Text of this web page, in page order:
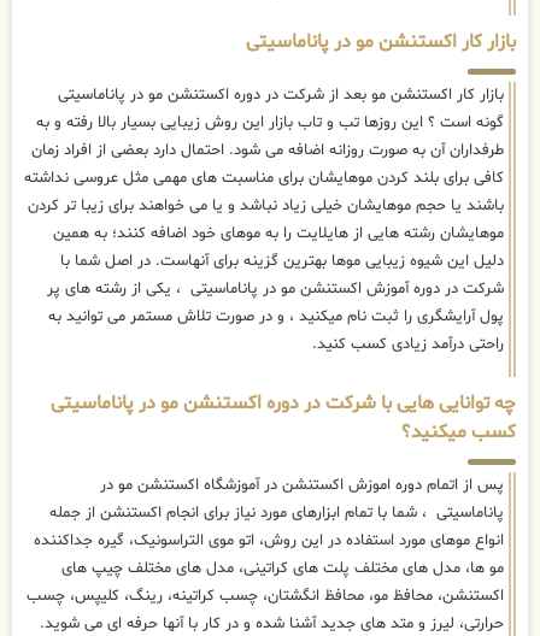
بازار کار اکستنشن مو در پاناماسیتی
بازار کار اکستنشن مو بعد از شرکت در دوره اکستنشن مو در پاناماسیتی
گونه است ؟ این روزها تب و تاب بازار این روش زیبایی بسیار بالا رفته و به
طرفداران آن به صورت روزانه اضافه می شود. احتمال دارد بعضی از افراد زمان
کافی برای بلند کردن موهایشان برای مناسبت های مهمی مثل عروسی نداشته
باشند یا حجم موهایشان خیلی زیاد نباشد و یا می خواهند برای زیبا تر کردن
موهایشان رشته هایی از هایلایت را به موهای خود اضافه کنند؛ به همین
دلیل این شیوه زیبایی موها بهترین گزینه برای آنهاست. در اصل شما با
شرکت در دوره آموزش اکستنشن مو در پاناماسیتی ، یکی از رشته های پر
پول آرایشگری را ثبت نام میکنید ، و در صورت تلاش مستمر می توانید به
راحتی درآمد زیادی کسب کنید.
چه توانایی هایی با شرکت در دوره اکستنشن مو در پاناماسیتی
کسب میکنید؟
پس از اتمام دوره اموزش اکستنشن در آموزشگاه اکستنشن مو در
پاناماسیتی ، شما با تمام ابزارهای مورد نیاز برای انجام اکستنشن از جمله
انواع موهای مورد استفاده در این روش، اتو موی التراسونیک، گیره جداکننده
مو ها، مدل های مختلف پلت های کراتینی، مدل های مختلف چیپ های
اکستنشن، محافظ مو، محافظ انگشتان، چسب کراتینه، رینگ، کلیپس، چسب
حرارتی، لیرز و متد های جدید آشنا شده و در کار با آنها حرفه ای می شوید.